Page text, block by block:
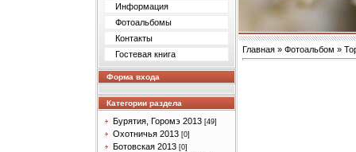
Информация
Фотоальбомы
Контакты
Гостевая книга
Форма входа
Категории раздела
Бурятия, Горомэ 2013 [49]
Охотничья 2013 [0]
Ботовская 2013 [0]
Главная » Фотоальбом »